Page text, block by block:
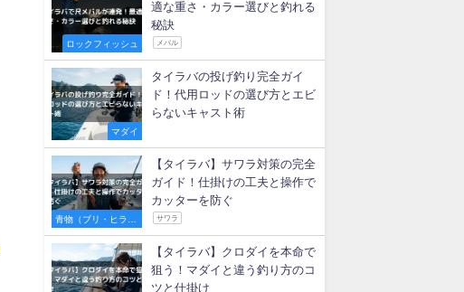
ロックフィッシュ
適な重さ・カラー選びと釣れる
秘訣
メバル
マダイ
タイラバの投げ釣り完全ガイ
ド！代用ロッドの選び方とエビ
らないキャスト術
青物（ブリ・ヒラマ
サ・サワラなど）
【タイラバ】サワラ対策の完全
ガイド！仕掛けの工夫と操作で
カッターを防ぐ
サワラ
【タイラバ】クロダイを本命で
狙う！マダイと違う釣り方のコ
ツと仕掛け